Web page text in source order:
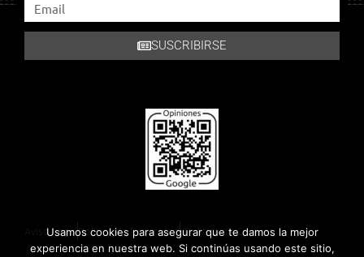
SUSCRIBIRSE
Aviso LegalPolítica de Privacidad Política de Cookies
Usamos cookies para asegurar que te damos la mejor
experiencia en nuestra web. Si continúas usando este sitio,